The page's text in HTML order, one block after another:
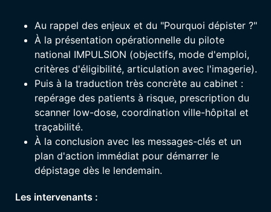
Au rappel des enjeux et du "Pourquoi dépister ?"
À la présentation opérationnelle du pilote
national IMPULSION (objectifs, mode d'emploi,
critères d'éligibilité, articulation avec l'imagerie).
Puis à la traduction très concrète au cabinet :
repérage des patients à risque, prescription du
scanner low-dose, coordination ville-hôpital et
traçabilité.
À la conclusion avec les messages-clés et un
plan d'action immédiat pour démarrer le
dépistage dès le lendemain.
Les intervenants :